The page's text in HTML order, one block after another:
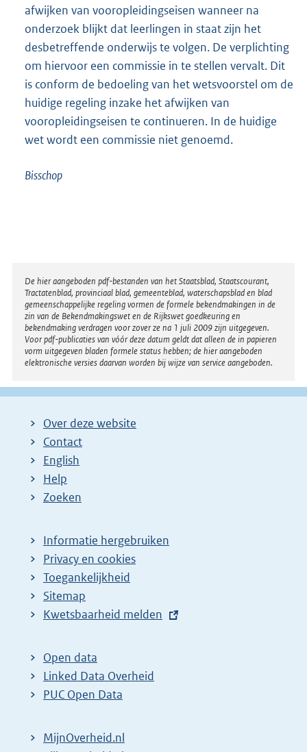
afwijken van vooropleidingseisen wanneer na
onderzoek blijkt dat leerlingen in staat zijn het
desbetreffende onderwijs te volgen. De verplichting
om hiervoor een commissie in te stellen vervalt. Dit
is conform de bedoeling van het wetsvoorstel om de
huidige regeling inzake het afwijken van
vooropleidingseisen te continueren. In de huidige
wet wordt een commissie niet genoemd.
Bisschop
Disclaimer
De hier aangeboden pdf-bestanden van het Staatsblad, Staatscourant,
Tractatenblad, provinciaal blad, gemeenteblad, waterschapsblad en blad
gemeenschappelijke regeling vormen de formele bekendmakingen in de
zin van de Bekendmakingswet en de Rijkswet goedkeuring en
bekendmaking verdragen voor zover ze na 1 juli 2009 zijn uitgegeven.
Voor pdf-publicaties van vóór deze datum geldt dat alleen de in papieren
vorm uitgegeven bladen formele status hebben; de hier aangeboden
elektronische versies daarvan worden bij wijze van service aangeboden.
Over deze website
Contact
English
Help
Zoeken
Informatie hergebruiken
Privacy en cookies
Toegankelijkheid
Sitemap
E
t
e
r
l
Kwetsbaarheid melden
Open data
Linked Data Overheid
PUC Open Data
MijnOverheid.nl